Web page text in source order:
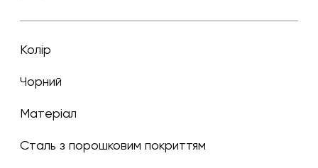
Колір
чорний
Матеріал
Сталь з порошковим покриттям